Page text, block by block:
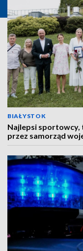
BIAŁYSTOK
Najlepsi sportowcy,
przez samorząd